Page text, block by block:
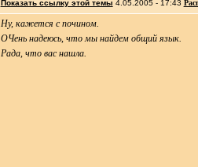
Показать ссылку этой темы 4.05.2005 - 17:43
Ну, кажется с почином.
ОЧень надеюсь, что мы найдем общий язык.
Рада, что вас нашла.